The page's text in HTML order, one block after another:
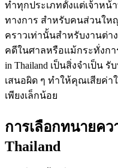
ทำทุกประเภทตั้งแต่เจ้าหน้
ทางการ สำหรับคนส่วนให
คราวเท่านั้นสำหรับงานต่า
คดีในศาลหรือแม้กระทั่งการ
in Thailand เป็นสิ่งจำเป็น
เสนอผิด ๆ ทำให้คุณเสียค่า
เพียงเล็กน้อย
การเลือกทนายคว
Thailand